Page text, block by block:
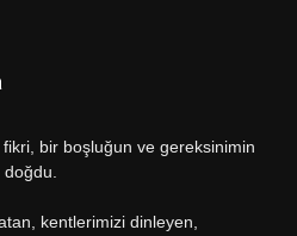
bir boşluğun ve gereksinimin
kentlerimizi dinleyen,